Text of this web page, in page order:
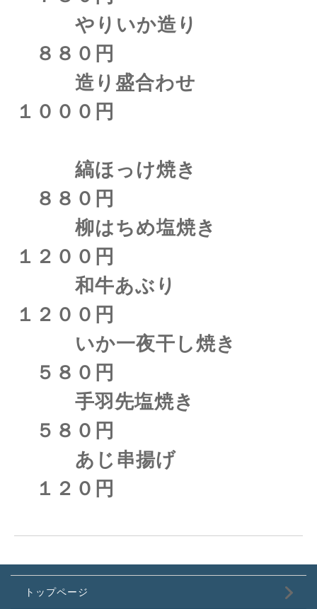
やりいか造り
８８０円
造り盛合わせ
１０００円
縞ほっけ焼き
８８０円
柳はちめ塩焼き
１２００円
和牛あぶり
１２００円
いか一夜干し焼き
５８０円
手羽先塩焼き
５８０円
あじ串揚げ
１２０円
トップページ